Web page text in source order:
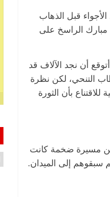
قبل الذهاب
مبارك الراسخ على
أن نجد الآلاف قد
التنحي، لكن نظرة
بأن الثورة
مسيرة ضخمة كانت
سبقوهم إلى الميدان.